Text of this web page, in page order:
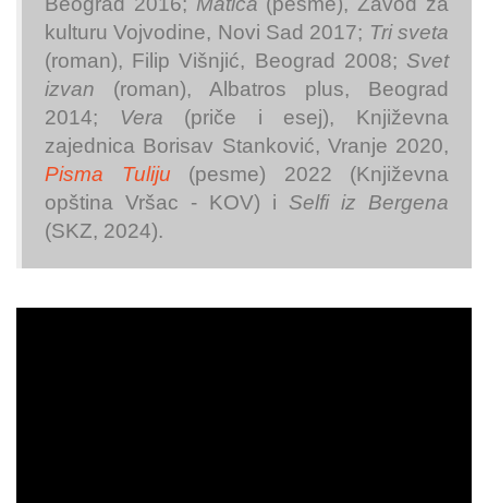
kulturu Vojvodine, Novi Sad 2017; Tri sveta
(roman), Filip Višnjić, Beograd 2008; Svet
izvan (roman), Albatros plus, Beograd
2014;
Vera (priče i esej), Književna
zajednica Borisav Stanković, Vranje 2020,
Pisma Tuliju (pesme) 2022 (Književna
opština Vršac - KOV) i Selfi iz Bergena
(SKZ, 2024).